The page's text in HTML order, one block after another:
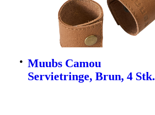
Muubs Camou
Servietringe, Brun, 4 Stk.